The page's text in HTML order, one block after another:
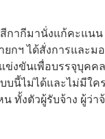
ากีมานั่งแก้คะแน
ยกฯ ได้สั่งการแล
งขันเพื่อบรรจุบุคค
บนี้ไม่ได้และไม่มีใ
ทั้งตัวผู้รับจ้าง ผู้ว่า